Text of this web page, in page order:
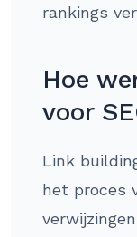
rankings
Hoe
voor
Link
het proces